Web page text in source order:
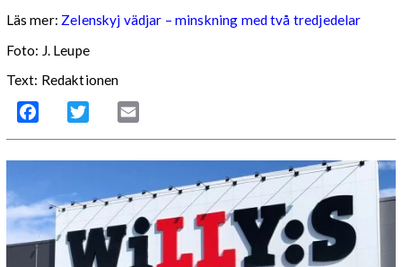
Läs mer: Zelenskyj vädjar – minskning med två tredjedelar
Foto: J. Leupe
Text: Redaktionen
Facebook Twitter